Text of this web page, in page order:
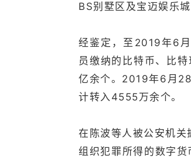
BS别墅区及宝迈娱乐
经鉴定，至2019年6
员缴纳的比特币、比
亿余个。2019年6月
计转入4555万余个。
在陈波等人被公安机
组织犯罪所得的数字